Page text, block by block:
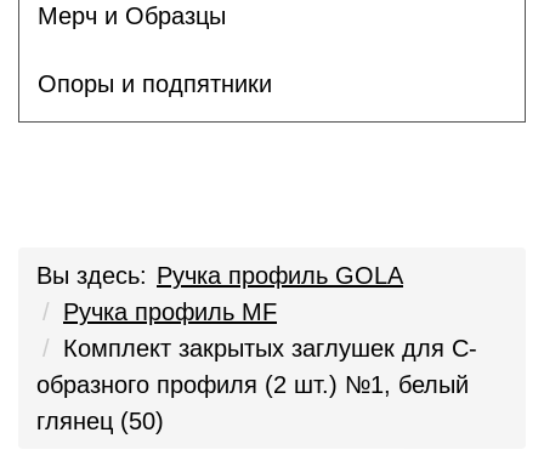
Мерч и Образцы
Опоры и подпятники
Вы здесь: Ручка профиль GOLA
Ручка профиль MF
Комплект закрытых заглушек для С-
образного профиля (2 шт.) №1, белый
глянец (50)